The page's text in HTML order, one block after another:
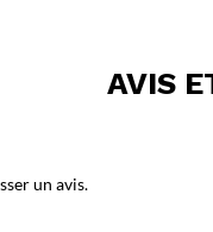
AVIS
un avis.